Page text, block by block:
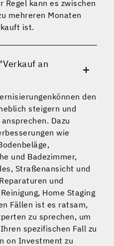
kann es zwischen
mehreren Monaten
ist.
an
den
steigern und
Dazu
wie
und Badezimmer,
Straßenansicht und
und
Home Staging
Fällen ist es ratsam,
zu sprechen, um
spezifischen Fall zu
on Investment zu